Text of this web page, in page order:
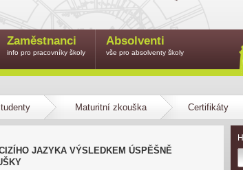
Maturitní zkouška Certifikáty
JAZYKA VÝSLEDKEM ÚSPĚŠNĚ
Zaměstnanci
info pro pracovníky školy
Absolventi
vše pro absolventy školy